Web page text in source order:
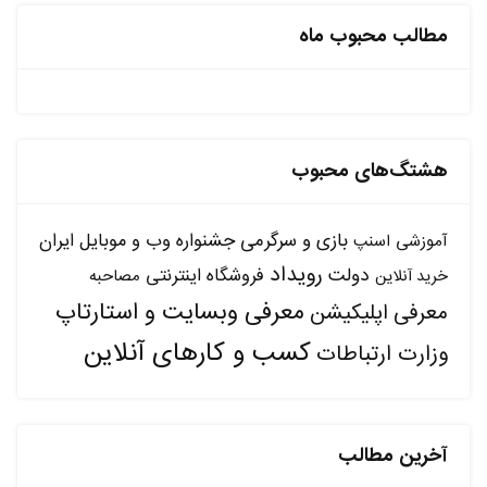
مطالب محبوب ماه
هشتگ‌های محبوب
آموزشی اسنپ بازی و سرگرمی جشنواره وب و موبایل ایران
خرید آنلاین دولت رویداد فروشگاه اینترنتی مصاحبه
معرفی اپلیکیشن معرفی وبسایت و استارتاپ
وزارت ارتباطاتکسب و کارهای آنلاین
آخرین مطالب